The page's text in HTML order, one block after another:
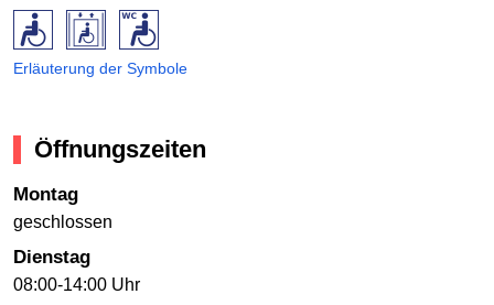
Erläuterung der Symbole
Öffnungszeiten
Montag
geschlossen
Dienstag
08:00-14:00 Uhr